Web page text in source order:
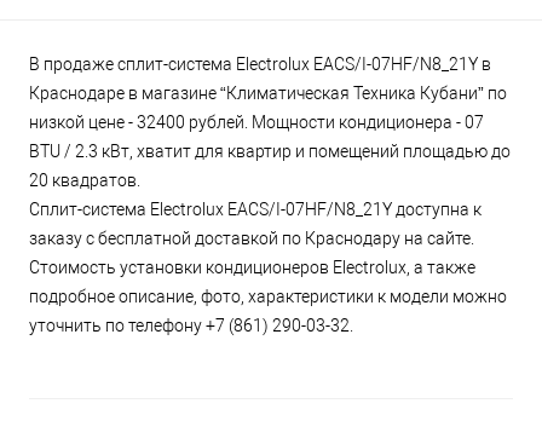
В продаже сплит-система Electrolux EACS/I-07HF/N8_21Y в
Краснодаре в магазине “Климатическая Техника Кубани” по
низкой цене - 32400 рублей. Мощности кондиционера - 07
BTU / 2.3 кВт, хватит для квартир и помещений площадью до
20 квадратов.
Сплит-система Electrolux EACS/I-07HF/N8_21Y доступна к
заказу с бесплатной доставкой по Краснодару на сайте.
Стоимость установки кондиционеров Electrolux, а также
подробное описание, фото, характеристики к модели можно
уточнить по телефону +7 (861) 290-03-32.